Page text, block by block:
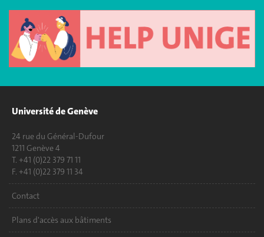
Université de Genève
24 rue du Général-Dufour
1211 Genève 4
T. +41 (0)22 379 71 11
F. +41 (0)22 379 11 34
Contact
Plans d'accès aux bâtiments